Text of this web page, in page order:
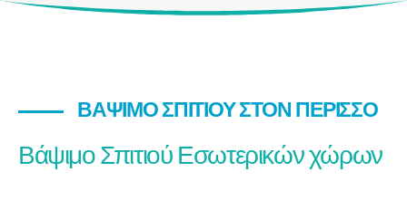
ΒΆΨΙΜΟ ΣΠΙΤΙΟΎ ΣΤΟΝ ΠΕΡΙΣΣΌ
Βάψιμο Σπιτιού Εσωτερικών χώρων